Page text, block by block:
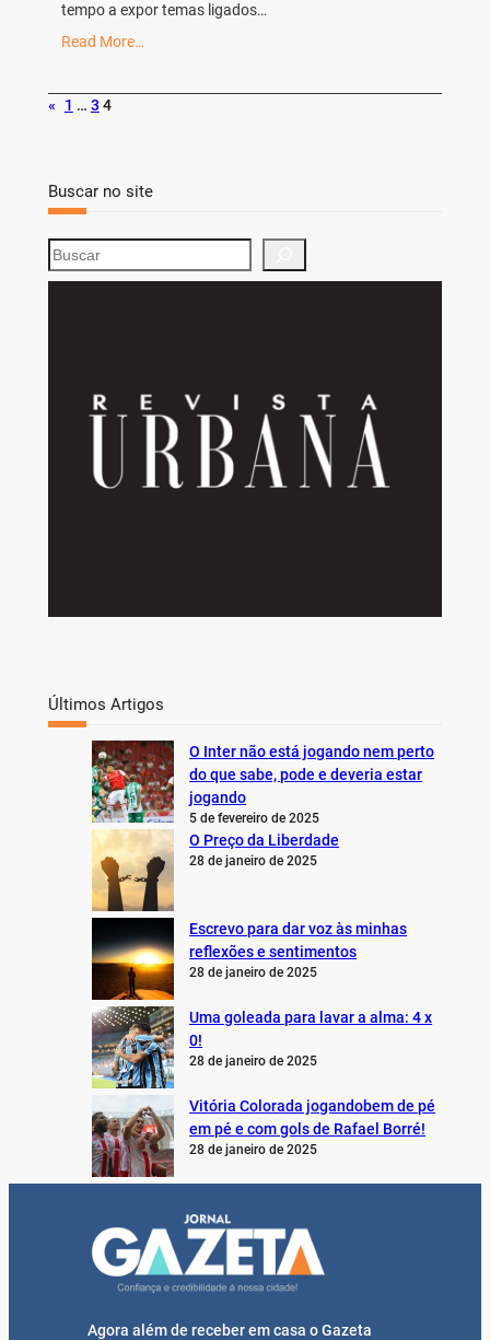
tempo a expor temas ligados…
Read More…
« 1 … 3 4
Buscar no site
S
e
Últimos Artigos
O Inter não está jogando nem perto
do que sabe, pode e deveria estar
jogando
5 de fevereiro de 2025
O Preço da Liberdade
28 de janeiro de 2025
Escrevo para dar voz às minhas
reflexões e sentimentos
28 de janeiro de 2025
Uma goleada para lavar a alma: 4 x
0!
28 de janeiro de 2025
Vitória Colorada jogandobem de pé
em pé e com gols de Rafael Borré!
28 de janeiro de 2025
Agora além de receber em casa o Gazeta